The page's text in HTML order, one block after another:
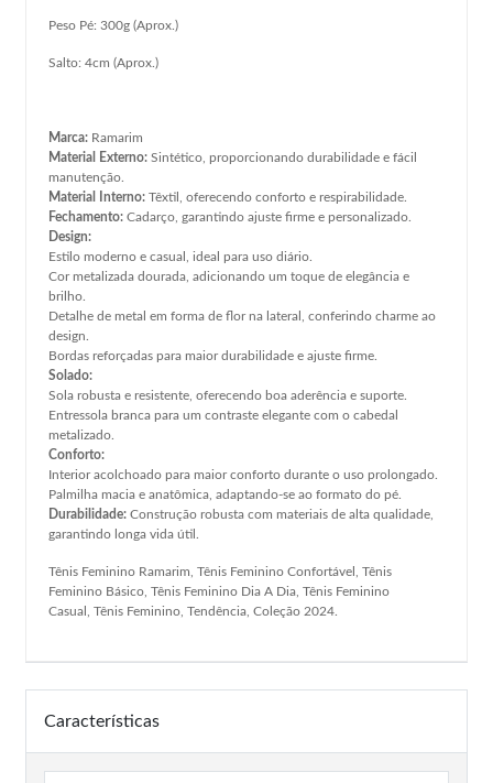
Peso Pé: 300g (Aprox.)
Salto: 4cm (Aprox.)
Marca: Ramarim
Material Externo: Sintético, proporcionando durabilidade e fácil
manutenção.
Material Interno: Têxtil, oferecendo conforto e respirabilidade.
Fechamento: Cadarço, garantindo ajuste firme e personalizado.
Design:
Estilo moderno e casual, ideal para uso diário.
Cor metalizada dourada, adicionando um toque de elegância e
brilho.
Detalhe de metal em forma de flor na lateral, conferindo charme ao
design.
Bordas reforçadas para maior durabilidade e ajuste firme.
Solado:
Sola robusta e resistente, oferecendo boa aderência e suporte.
Entressola branca para um contraste elegante com o cabedal
metalizado.
Conforto:
Interior acolchoado para maior conforto durante o uso prolongado.
Palmilha macia e anatômica, adaptando-se ao formato do pé.
Durabilidade: Construção robusta com materiais de alta qualidade,
garantindo longa vida útil.
Tênis Feminino Ramarim, Tênis Feminino Confortável, Tênis
Feminino Básico, Tênis Feminino Dia A Dia, Tênis Feminino
Casual, Tênis Feminino, Tendência, Coleção 2024.
Características